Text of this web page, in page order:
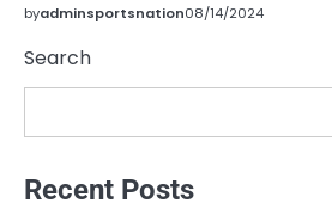
byadminsportsnation08/14/2024
Search
Recent Posts